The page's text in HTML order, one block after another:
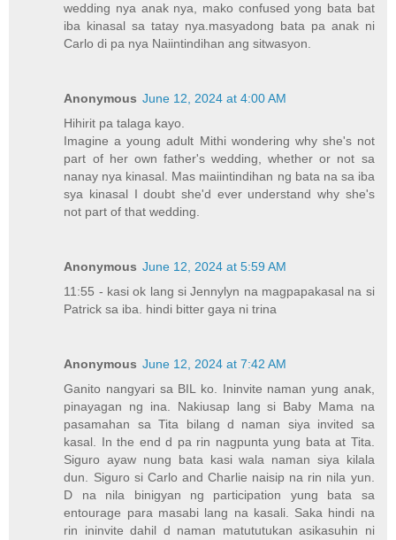
wedding nya anak nya, mako confused yong bata bat
iba kinasal sa tatay nya.masyadong bata pa anak ni
Carlo di pa nya Naiintindihan ang sitwasyon.
Anonymous June 12, 2024 at 4:00 AM
Hihirit pa talaga kayo.
Imagine a young adult Mithi wondering why she's not
part of her own father's wedding, whether or not sa
nanay nya kinasal. Mas maiintindihan ng bata na sa iba
sya kinasal I doubt she'd ever understand why she's
not part of that wedding.
Anonymous June 12, 2024 at 5:59 AM
11:55 - kasi ok lang si Jennylyn na magpapakasal na si
Patrick sa iba. hindi bitter gaya ni trina
Anonymous June 12, 2024 at 7:42 AM
Ganito nangyari sa BIL ko. Ininvite naman yung anak,
pinayagan ng ina. Nakiusap lang si Baby Mama na
pasamahan sa Tita bilang d naman siya invited sa
kasal. In the end d pa rin nagpunta yung bata at Tita.
Siguro ayaw nung bata kasi wala naman siya kilala
dun. Siguro si Carlo and Charlie naisip na rin nila yun.
D na nila binigyan ng participation yung bata sa
entourage para masabi lang na kasali. Saka hindi na
rin ininvite dahil d naman matututukan asikasuhin ni